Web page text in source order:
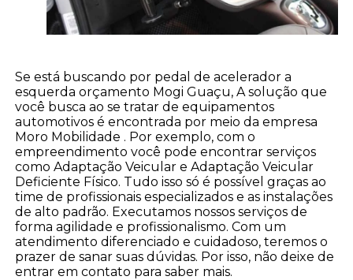
Se está buscando por pedal de acelerador a
esquerda orçamento Mogi Guaçu, A solução que
você busca ao se tratar de equipamentos
automotivos é encontrada por meio da empresa
Moro Mobilidade . Por exemplo, com o
empreendimento você pode encontrar serviços
como Adaptação Veicular e Adaptação Veicular
Deficiente Físico. Tudo isso só é possível graças ao
time de profissionais especializados e as instalações
de alto padrão. Executamos nossos serviços de
forma agilidade e profissionalismo. Com um
atendimento diferenciado e cuidadoso, teremos o
prazer de sanar suas dúvidas. Por isso, não deixe de
entrar em contato para saber mais.